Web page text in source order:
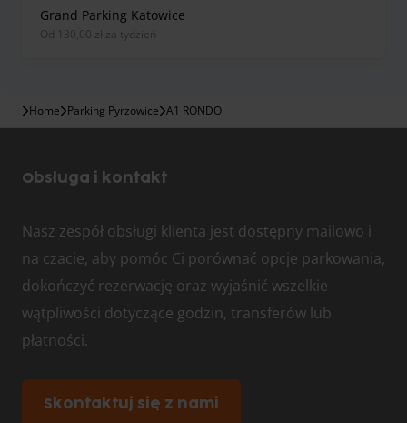
Grand Parking Katowice
od 130,00 zł za tydzień
Home Parking Pyrzowice A1 RONDO
Obsługa i kontakt
Nasz zespół obsługi klienta jest dostępny mailowo i
na czacie, aby pomóc Ci porównać opcje parkowania,
dokończyć rezerwację oraz wyjaśnić wszelkie
wątpliwości dotyczące godzin, transferów lub
płatności.
Skontaktuj się z nami